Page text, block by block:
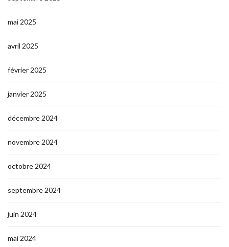
mai 2025
avril 2025
février 2025
janvier 2025
décembre 2024
novembre 2024
octobre 2024
septembre 2024
juin 2024
mai 2024